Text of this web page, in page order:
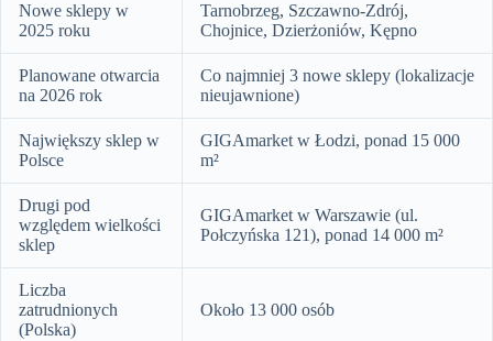
Nowe sklepy w
2025 roku
Tarnobrzeg, Szczawno-Zdrój,
Chojnice, Dzierżoniów, Kępno
Planowane otwarcia
na 2026 rok
Co najmniej 3 nowe sklepy (lokalizacje
nieujawnione)
Największy sklep w
Polsce
GIGAmarket w Łodzi, ponad 15 000
m²
Drugi pod
względem wielkości
sklep
GIGAmarket w Warszawie (ul.
Połczyńska 121), ponad 14 000 m²
Liczba
zatrudnionych
(Polska)
Około 13 000 osób